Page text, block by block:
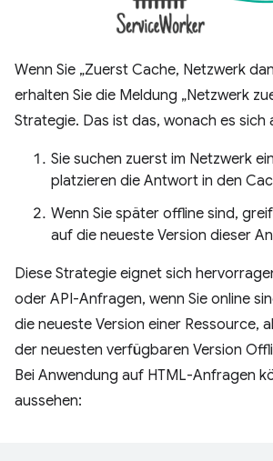
Wenn Sie „Zuerst Cache, Netzwerk
erhalten Sie die Meldung „Netzwerk
Strategie. Das ist das, wonach es sich
Sie suchen zuerst im Netzwerk
platzieren die Antwort in den
Wenn Sie später offline sind,
auf die neueste Version dieser
Diese Strategie eignet sich
oder API-Anfragen, wenn Sie online
die neueste Version einer Ressource,
der neuesten verfügbaren Version
Bei Anwendung auf HTML-Anfragen
aussehen: